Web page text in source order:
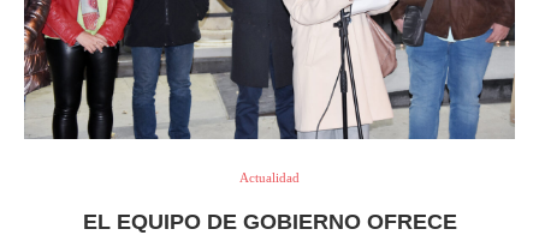
Actualidad
EL EQUIPO DE GOBIERNO OFRECE